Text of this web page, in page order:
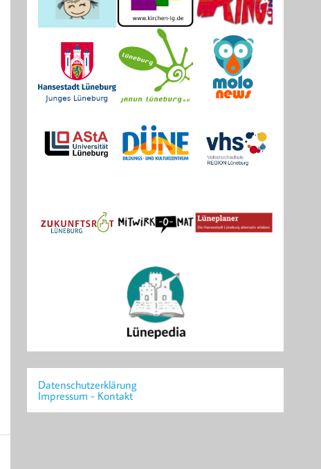
Datenschutzerklärung
Impressum - Kontakt